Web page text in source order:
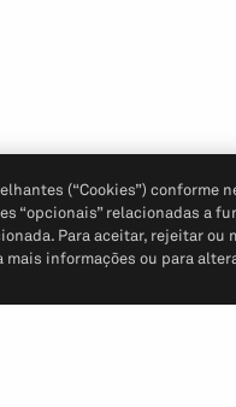
(“Cookies”) conforme
“opcionais” relacionadas a
Para aceitar, rejeitar ou
informações ou para